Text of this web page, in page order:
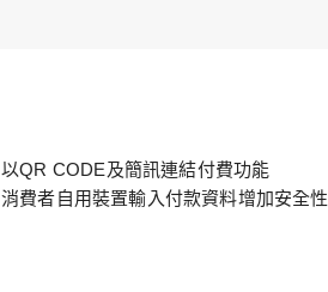
以QR CODE及簡訊連結付費功能
消費者自用裝置輸入付款資料增加安全性